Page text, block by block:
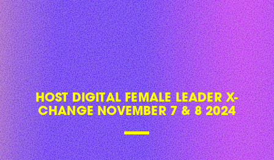
HOST DIGITAL FEMALE LEADER X-
CHANGE NOVEMBER 7 & 8 2024